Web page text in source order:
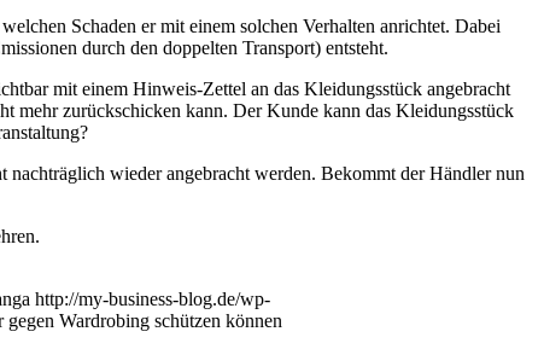
Schaden er mit einem solchen Verhalten anrichtet. Dabei
durch den doppelten Transport) entsteht.
mit einem Hinweis-Zettel an das Kleidungsstück angebracht
mehr zurückschicken kann. Der Kunde kann das Kleidungsstück
nachträglich wieder angebracht werden. Bekommt der Händler nun
http://my-business-blog.de/wp-
Wardrobing schützen können